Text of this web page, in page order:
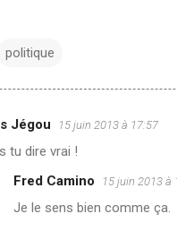
politique
Jégou 15 juin 2013 à 17:57
tu dire vrai !
Fred Camino 15 juin 2013 à
Je le sens bien comme ça.